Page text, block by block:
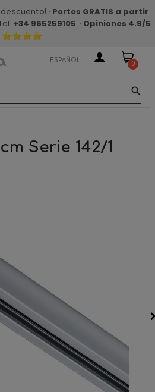
descuento! · Portes GRATIS a partir
+34 965259105 · Opiniones 4.9/5
ESPAÑOL 0
search
Serie 142/1